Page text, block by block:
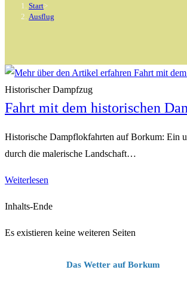
Start>
Ausflug
Historischer Dampfzug
Fahrt mit dem historischen
Historische Dampflokfahrten auf Borkum: Ein
durch die malerische Landschaft…
Weiterlesen
dem
historischen
Inhalts-Ende
Es existieren keine weiteren Seiten
Das Wetter auf Borkum